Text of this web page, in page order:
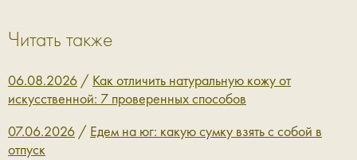
Читать также
06.08.2026 / Как отличить натуральную кожу от
искусственной: 7 проверенных способов
07.06.2026 / Едем на юг: какую сумку взять с собой в
отпуск